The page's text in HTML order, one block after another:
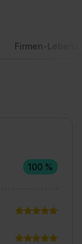
Firmen-
100 %